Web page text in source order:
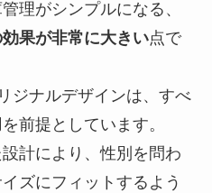
理がシンプルになる、
果が非常に大きい点で
ジナルデザインは、すべ
前提としています。
計により、性別を問わ
ズにフィットするよう